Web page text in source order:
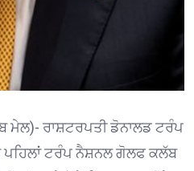
ਮੇਲ)- ਰਾਸ਼ਟਰਪਤੀ ਡੋਨਾਲਡ ਟਰੰਪ
ਪਹਿਲਾਂ ਟਰੰਪ ਨੈਸ਼ਨਲ ਗੋਲਫ ਕਲੱਬ